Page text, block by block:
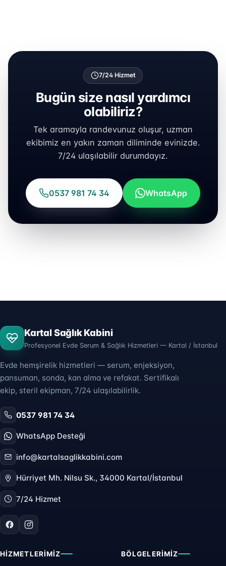
7/24 Hizmet
Bugün size nasıl yardımcı
olabiliriz?
Tek aramayla randevunuz oluşur, uzman
ekibimiz en yakın zaman diliminde evinizde.
7/24 ulaşılabilir durumdayız.
0537 981 74 34 WhatsApp
Kartal Sağlık Kabini
Profesyonel Evde Serum & Sağlık Hizmetleri — Kartal / İstanbul
Evde hemşirelik hizmetleri — serum, enjeksiyon,
pansuman, sonda, kan alma ve refakat. Sertifikalı
ekip, steril ekipman, 7/24 ulaşılabilirlik.
0537 981 74 34
WhatsApp Desteği
info@kartalsaglikkabini.com
Hürriyet Mh. Nilsu Sk., 34000 Kartal/İstanbul
7/24 Hizmet
HIZMETLERIMIZ BÖLGELERIMIZ